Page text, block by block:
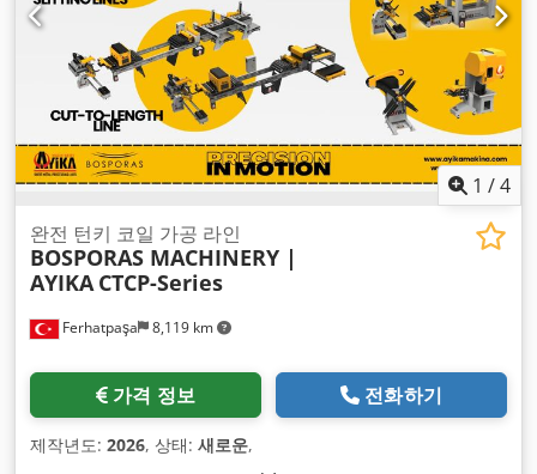
1 /4
Ferhatpaşa 8,119 km
완전 턴키 코일 가공 라인
BOSPORAS MACHINERY |
AYIKA CTCP-Series
가격 정보 전화하기
제작년도: 2026, 상태: 새로운,